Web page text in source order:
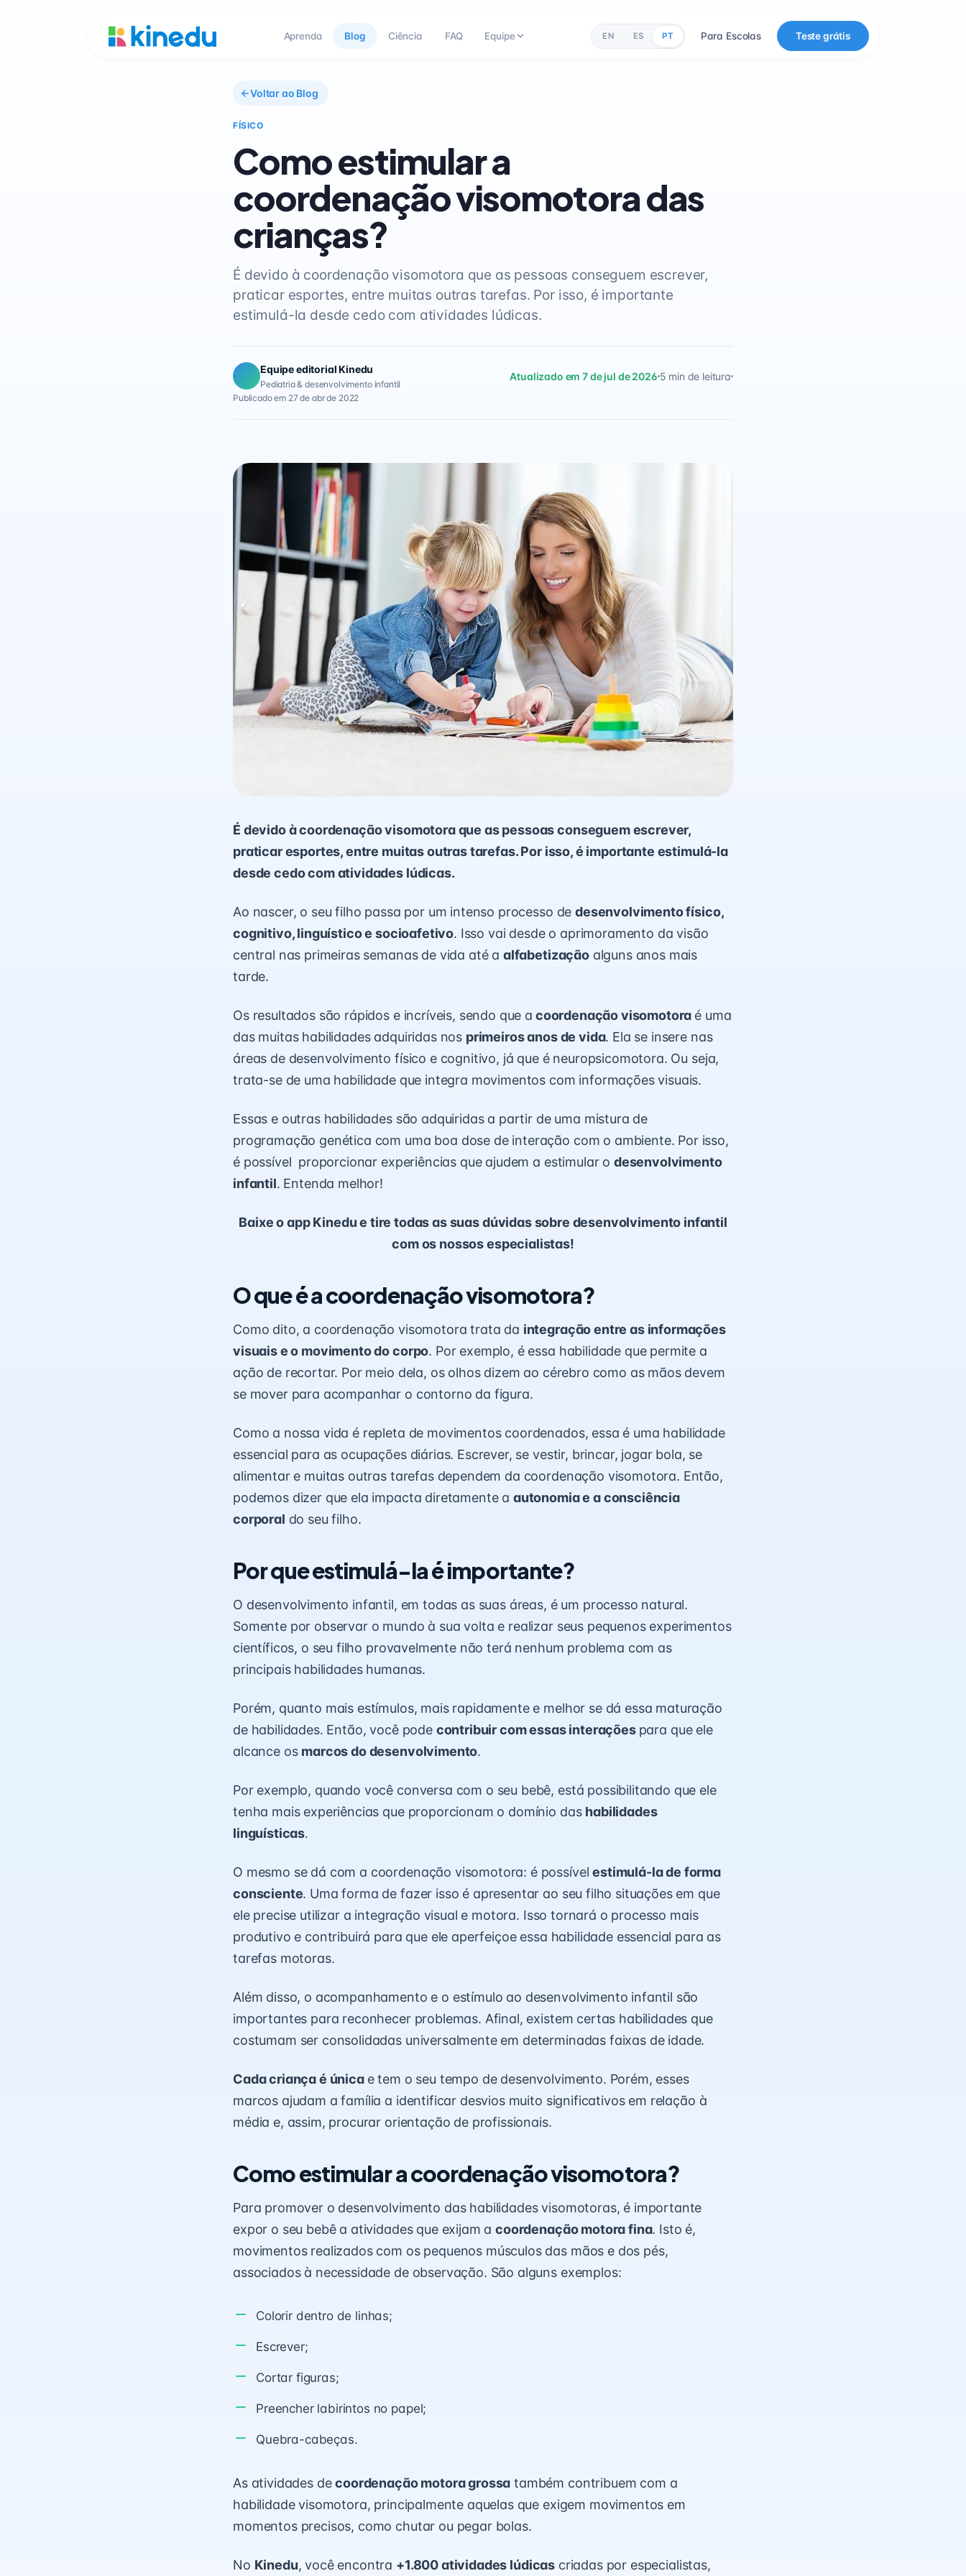
Aprenda Blog Ciência FAQ Equipe EN ES PT Para Escolas Teste grátis
Voltar ao Blog
FÍSICO
Como estimular a
coordenação visomotora das
crianças?
É devido à coordenação visomotora que as pessoas conseguem escrever,
praticar esportes, entre muitas outras tarefas. Por isso, é importante
estimulá-la desde cedo com atividades lúdicas.
Equipe editorial Kinedu
Pediatria & desenvolvimento infantil
Atualizado em 7 de jul de 2026 5 min de leitura
Publicado em 27 de abr de 2022
É devido à coordenação visomotora que as pessoas conseguem escrever,
praticar esportes, entre muitas outras tarefas. Por isso, é importante estimulá-la
desde cedo com atividades lúdicas.
Ao nascer, o seu filho passa por um intenso processo dedesenvolvimento físico,
cognitivo, linguístico e socioafetivo. Isso vai desde o aprimoramento da visão
central nas primeiras semanas de vida até a alfabetizaçãoalguns anos mais
tarde.
Os resultados são rápidos e incríveis, sendo que a coordenação visomotora é uma
das muitas habilidades adquiridas nos primeiros anos de vida. Ela se insere nas
áreas de desenvolvimento físico e cognitivo, já que é neuropsicomotora. Ou seja,
trata-se de uma habilidade que integra movimentos com informações visuais.
Essas e outras habilidades são adquiridas a partir de uma mistura de
programação genética com uma boa dose de interação com o ambiente. Por isso,
é possível proporcionar experiências que ajudem a estimular o desenvolvimento
infantil. Entenda melhor!
Baixe o app Kinedu e tire todas as suas dúvidas sobre desenvolvimento infantil
com os nossos especialistas!
O que é a coordenação visomotora?
Como dito, a coordenação visomotora trata da integração entre as informações
visuais e o movimento do corpo. Por exemplo, é essa habilidade que permite a
ação de recortar. Por meio dela, os olhos dizem ao cérebro como as mãos devem
se mover para acompanhar o contorno da figura.
Como a nossa vida é repleta de movimentos coordenados, essa é uma habilidade
essencial para as ocupações diárias. Escrever, se vestir, brincar, jogar bola, se
alimentar e muitas outras tarefas dependem da coordenação visomotora. Então,
podemos dizer que ela impacta diretamente a autonomiae a consciência
corporal do seu filho.
Por que estimulá-la é importante?
O desenvolvimento infantil, em todas as suas áreas, é um processo natural.
Somente por observar o mundo à sua volta e realizar seus pequenos experimentos
científicos, o seu filho provavelmente não terá nenhum problema com as
principais habilidades humanas.
Porém, quanto mais estímulos, mais rapidamente e melhor se dá essa maturação
de habilidades. Então, você pode contribuir com essas interações para que ele
alcance os marcos do desenvolvimento.
Por exemplo, quando você conversa com o seu bebê, está possibilitando que ele
tenha mais experiências que proporcionam o domínio das habilidades
linguísticas.
O mesmo se dá com a coordenação visomotora: é possívelestimulá-la de forma
consciente. Uma forma de fazer isso é apresentar ao seu filho situações em que
ele precise utilizar a integração visual e motora. Isso tornará o processo mais
produtivo e contribuirá para que ele aperfeiçoe essa habilidade essencial para as
tarefas motoras.
Além disso, o acompanhamento e o estímulo ao desenvolvimento infantil são
importantes para reconhecer problemas. Afinal, existem certas habilidades que
costumam ser consolidadas universalmente em determinadas faixas de idade.
Cada criança é única e tem o seu tempo de desenvolvimento. Porém, esses
marcos ajudam a família a identificar desvios muito significativos em relação à
média e, assim, procurar orientação de profissionais.
Como estimular a coordenação visomotora?
Para promover o desenvolvimento das habilidades visomotoras, é importante
expor o seu bebê a atividades que exijam acoordenação motora fina. Isto é,
movimentos realizados com os pequenos músculos das mãos e dos pés,
associados à necessidade de observação. São alguns exemplos:
Colorir dentro de linhas;
Escrever;
Cortar figuras;
Preencher labirintos no papel;
Quebra-cabeças.
As atividades decoordenação motora grossa também contribuem com a
habilidade visomotora, principalmente aquelas que exigem movimentos em
momentos precisos, como chutar ou pegar bolas.
No Kinedu, você encontra +1.800 atividades lúdicas criadas por especialistas,